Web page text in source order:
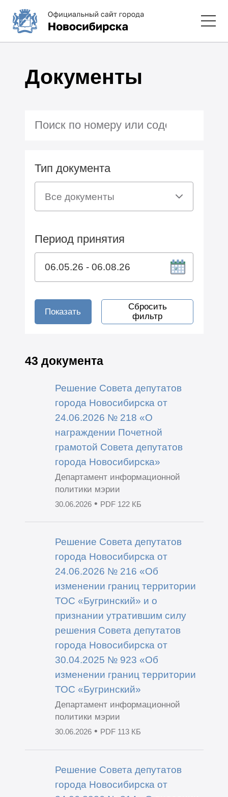
Документы
Тип документа
Период принятия
Показать
Сбросить
фильтр
43 документа
Решение Совета депутатов
города Новосибирска от
24.06.2026 № 218 «О
награждении Почетной
грамотой Совета депутатов
города Новосибирска»
Департамент информационной
политики мэрии
30.06.2026• PDF 122 КБ
Решение Совета депутатов
города Новосибирска от
24.06.2026 № 216 «Об
изменении границ территории
ТОС «Бугринский» и о
признании утратившим силу
решения Совета депутатов
города Новосибирска от
30.04.2025 № 923 «Об
изменении границ территории
ТОС «Бугринский»
Департамент информационной
политики мэрии
30.06.2026• PDF 113 КБ
Решение Совета депутатов
города Новосибирска от